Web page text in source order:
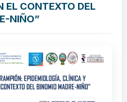
EL CONTEXTO DEL
NIÑO”